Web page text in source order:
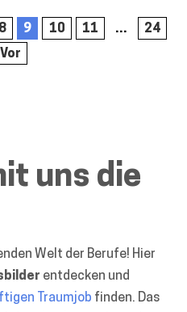
8 9 10 11 …
24
Vor
uns die
Welt der Berufe! Hier
entdecken und
Traumjob finden. Das